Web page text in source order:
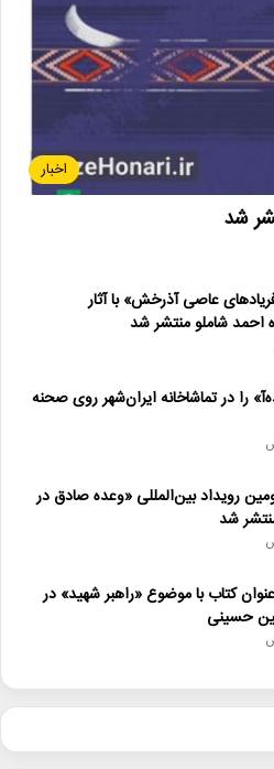
اخبار
شد
عاصی آذرخش» با آثار
احمد شاملو منتشر شد
را در تماشاخانه ایران‌شهر روی صحنه
رویداد بین‌المللی «وعده صادق در
شد
معرفی ۷۰ عنوان کتاب با موضوع «راهبر شهید» در
حسینی